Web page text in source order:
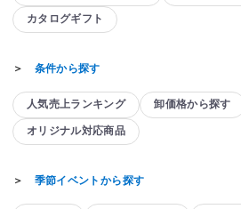
カタログギフト
＞ 条件から探す
人気売上ランキング 卸価格から探す
オリジナル対応商品
＞ 季節イベントから探す